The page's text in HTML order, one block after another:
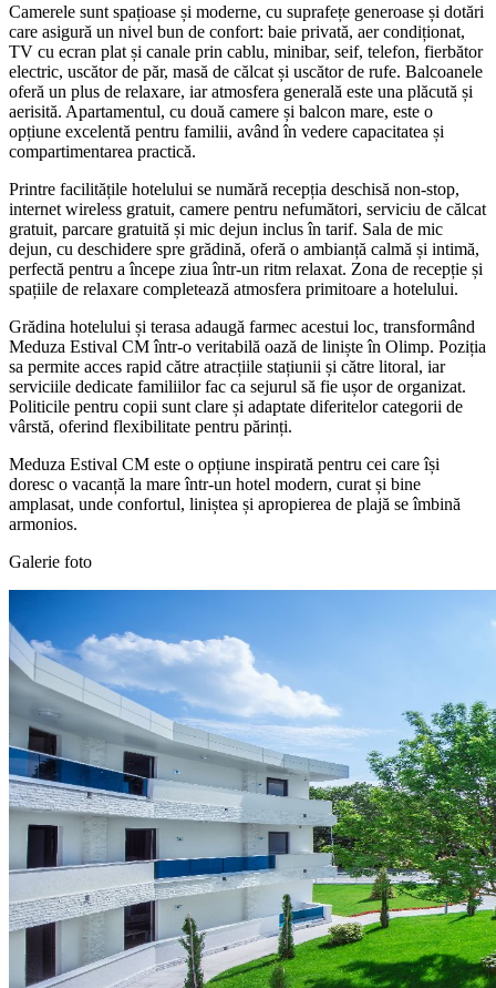
Camerele sunt spațioase și moderne, cu suprafețe generoase și dotări
care asigură un nivel bun de confort: baie privată, aer condiționat,
TV cu ecran plat și canale prin cablu, minibar, seif, telefon, fierbător
electric, uscător de păr, masă de călcat și uscător de rufe. Balcoanele
oferă un plus de relaxare, iar atmosfera generală este una plăcută și
aerisită. Apartamentul, cu două camere și balcon mare, este o
opțiune excelentă pentru familii, având în vedere capacitatea și
compartimentarea practică.
Printre facilitățile hotelului se numără recepția deschisă non-stop,
internet wireless gratuit, camere pentru nefumători, serviciu de călcat
gratuit, parcare gratuită și mic dejun inclus în tarif. Sala de mic
dejun, cu deschidere spre grădină, oferă o ambianță calmă și intimă,
perfectă pentru a începe ziua într-un ritm relaxat. Zona de recepție și
spațiile de relaxare completează atmosfera primitoare a hotelului.
Grădina hotelului și terasa adaugă farmec acestui loc, transformând
Meduza Estival CM într-o veritabilă oază de liniște în Olimp. Poziția
sa permite acces rapid către atracțiile stațiunii și către litoral, iar
serviciile dedicate familiilor fac ca sejurul să fie ușor de organizat.
Politicile pentru copii sunt clare și adaptate diferitelor categorii de
vârstă, oferind flexibilitate pentru părinți.
Meduza Estival CM este o opțiune inspirată pentru cei care își
doresc o vacanță la mare într-un hotel modern, curat și bine
amplasat, unde confortul, liniștea și apropierea de plajă se îmbină
armonios.
Galerie foto